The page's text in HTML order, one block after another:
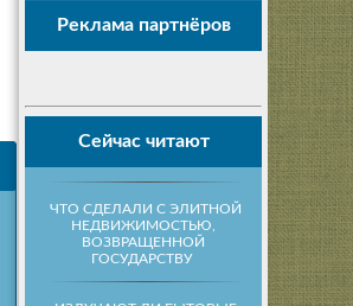
Реклама партнёров
Сейчас читают
ЧТО СДЕЛАЛИ С ЭЛИТНОЙ
НЕДВИЖИМОСТЬЮ,
ВОЗВРАЩЕННОЙ
ГОСУДАРСТВУ